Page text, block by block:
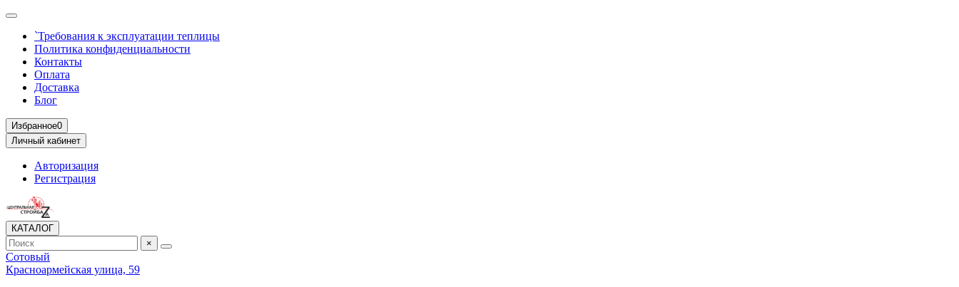
`Требования к эксплуатации теплицы
Политика конфиденциальности
Контакты
Оплата
Доставка
Блог
Избранное0
Личный кабинет
Авторизация
Регистрация
КАТАЛОГ
×
Сотовый
Красноармейская улица, 59